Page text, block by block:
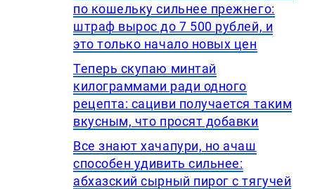
по кошельку сильнее прежнего:
штраф вырос до 7 500 рублей, и
это только начало новых цен
Теперь скупаю минтай
килограммами ради одного
рецепта: сациви получается таким
вкусным, что просят добавки
Все знают хачапури, но ачаш
способен удивить сильнее:
абхазский сырный пирог с тягучей